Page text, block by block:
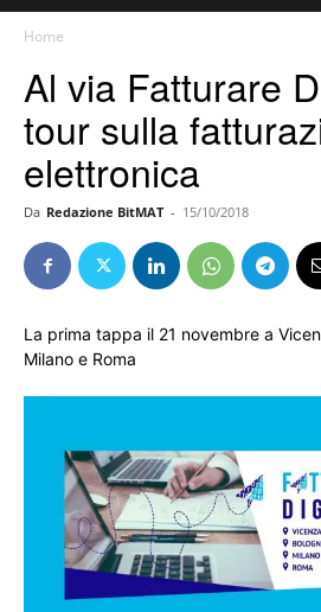
Home
Al via Fatturare
tour sulla
elettronica
Da Redazione BitMAT - 15/10/2018
La prima tappa il 21 novembre a
Milano e Roma